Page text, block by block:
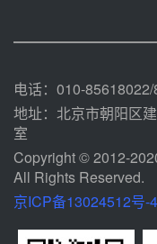
电话：010-
地址：北京市朝阳区
室
Copyright © 2012-
All Rights Reserved.
京ICP备13024512号-4